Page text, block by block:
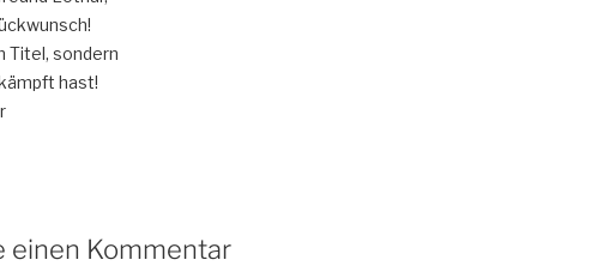
Titel, sondern
hast!
einen Kommentar